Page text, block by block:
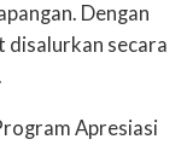
Dengan
disalurkan secara
Apresiasi